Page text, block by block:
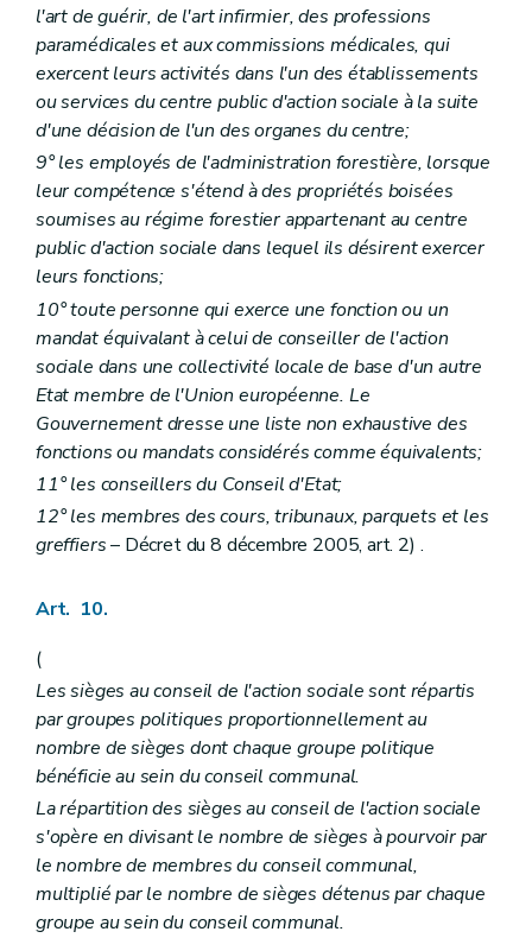
l'art de guérir, de l'art infirmier, des professions
paramédicales et aux commissions médicales, qui
exercent leurs activités dans l'un des établissements
ou services du centre public d'action sociale à la suite
d'une décision de l'un des organes du centre;
9° les employés de l'administration forestière, lorsque
leur compétence s'étend à des propriétés boisées
soumises au régime forestier appartenant au centre
public d'action sociale dans lequel ils désirent exercer
leurs fonctions;
10° toute personne qui exerce une fonction ou un
mandat équivalant à celui de conseiller de l'action
sociale dans une collectivité locale de base d'un autre
Etat membre de l'Union européenne. Le
Gouvernement dresse une liste non exhaustive des
fonctions ou mandats considérés comme équivalents;
11° les conseillers du Conseil d'Etat;
12° les membres des cours, tribunaux, parquets et les
greffiers– Décret du 8 décembre 2005, art. 2) .
Art. 10.
(
Les sièges au conseil de l'action sociale sont répartis
par groupes politiques proportionnellement au
nombre de sièges dont chaque groupe politique
bénéficie au sein du conseil communal.
La répartition des sièges au conseil de l'action sociale
s'opère en divisant le nombre de sièges à pourvoir par
le nombre de membres du conseil communal,
multiplié par le nombre de sièges détenus par chaque
groupe au sein du conseil communal.